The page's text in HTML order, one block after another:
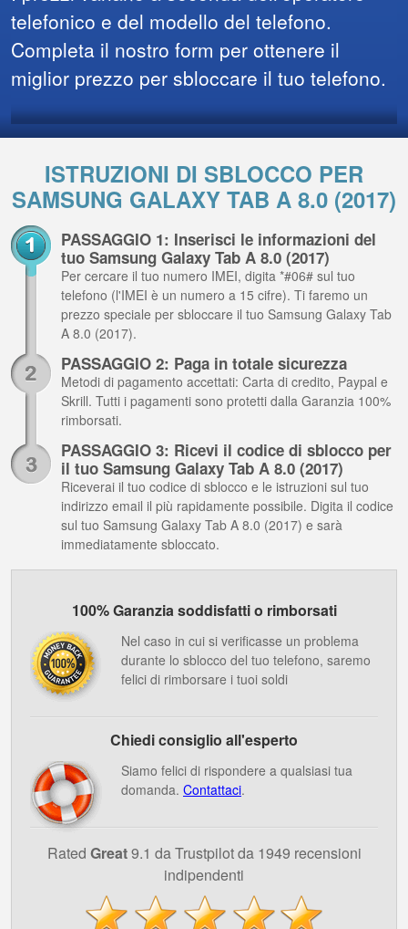
telefonico e del modello del telefono.
Completa il nostro form per ottenere il
miglior prezzo per sbloccare il tuo telefono.
ISTRUZIONI DI SBLOCCO PER
SAMSUNG GALAXY TAB A 8.0 (2017)
PASSAGGIO 1: Inserisci le informazioni del
tuo Samsung Galaxy Tab A 8.0 (2017)
Per cercare il tuo numero IMEI, digita *#06# sul tuo
telefono (l'IMEI è un numero a 15 cifre). Ti faremo un
prezzo speciale per sbloccare il tuo Samsung Galaxy Tab
A 8.0 (2017).
PASSAGGIO 2: Paga in totale sicurezza
Metodi di pagamento accettati: Carta di credito, Paypal e
Skrill. Tutti i pagamenti sono protetti dalla Garanzia 100%
rimborsati.
PASSAGGIO 3: Ricevi il codice di sblocco per
il tuo Samsung Galaxy Tab A 8.0 (2017)
Riceverai il tuo codice di sblocco e le istruzioni sul tuo
indirizzo email il più rapidamente possibile. Digita il codice
sul tuo Samsung Galaxy Tab A 8.0 (2017) e sarà
immediatamente sbloccato.
100% Garanzia soddisfatti o rimborsati
Nel caso in cui si verificasse un problema
durante lo sblocco del tuo telefono, saremo
felici di rimborsare i tuoi soldi
Chiedi consiglio all'esperto
Siamo felici di rispondere a qualsiasi tua
domanda. Contattaci.
Rated Great9.1 da Trustpilot da 1949 recensioni
indipendenti